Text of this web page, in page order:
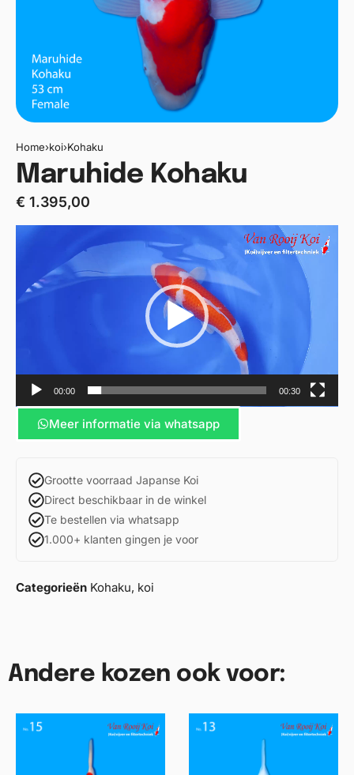
Home›koi›Kohaku
Maruhide Kohaku
€ 1.395,00
Videospeler
00:00 00:30
Meer informatie via whatsapp
Grootte voorraad Japanse Koi
Direct beschikbaar in de winkel
Te bestellen via whatsapp
1.000+ klanten gingen je voor
Categorieën Kohaku, koi
Andere kozen ook voor: